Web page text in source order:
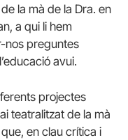
la mà de la Dra. en
a qui li hem
nos preguntes
avui.
projectes
teatralitzat de la mà
en clau crítica i